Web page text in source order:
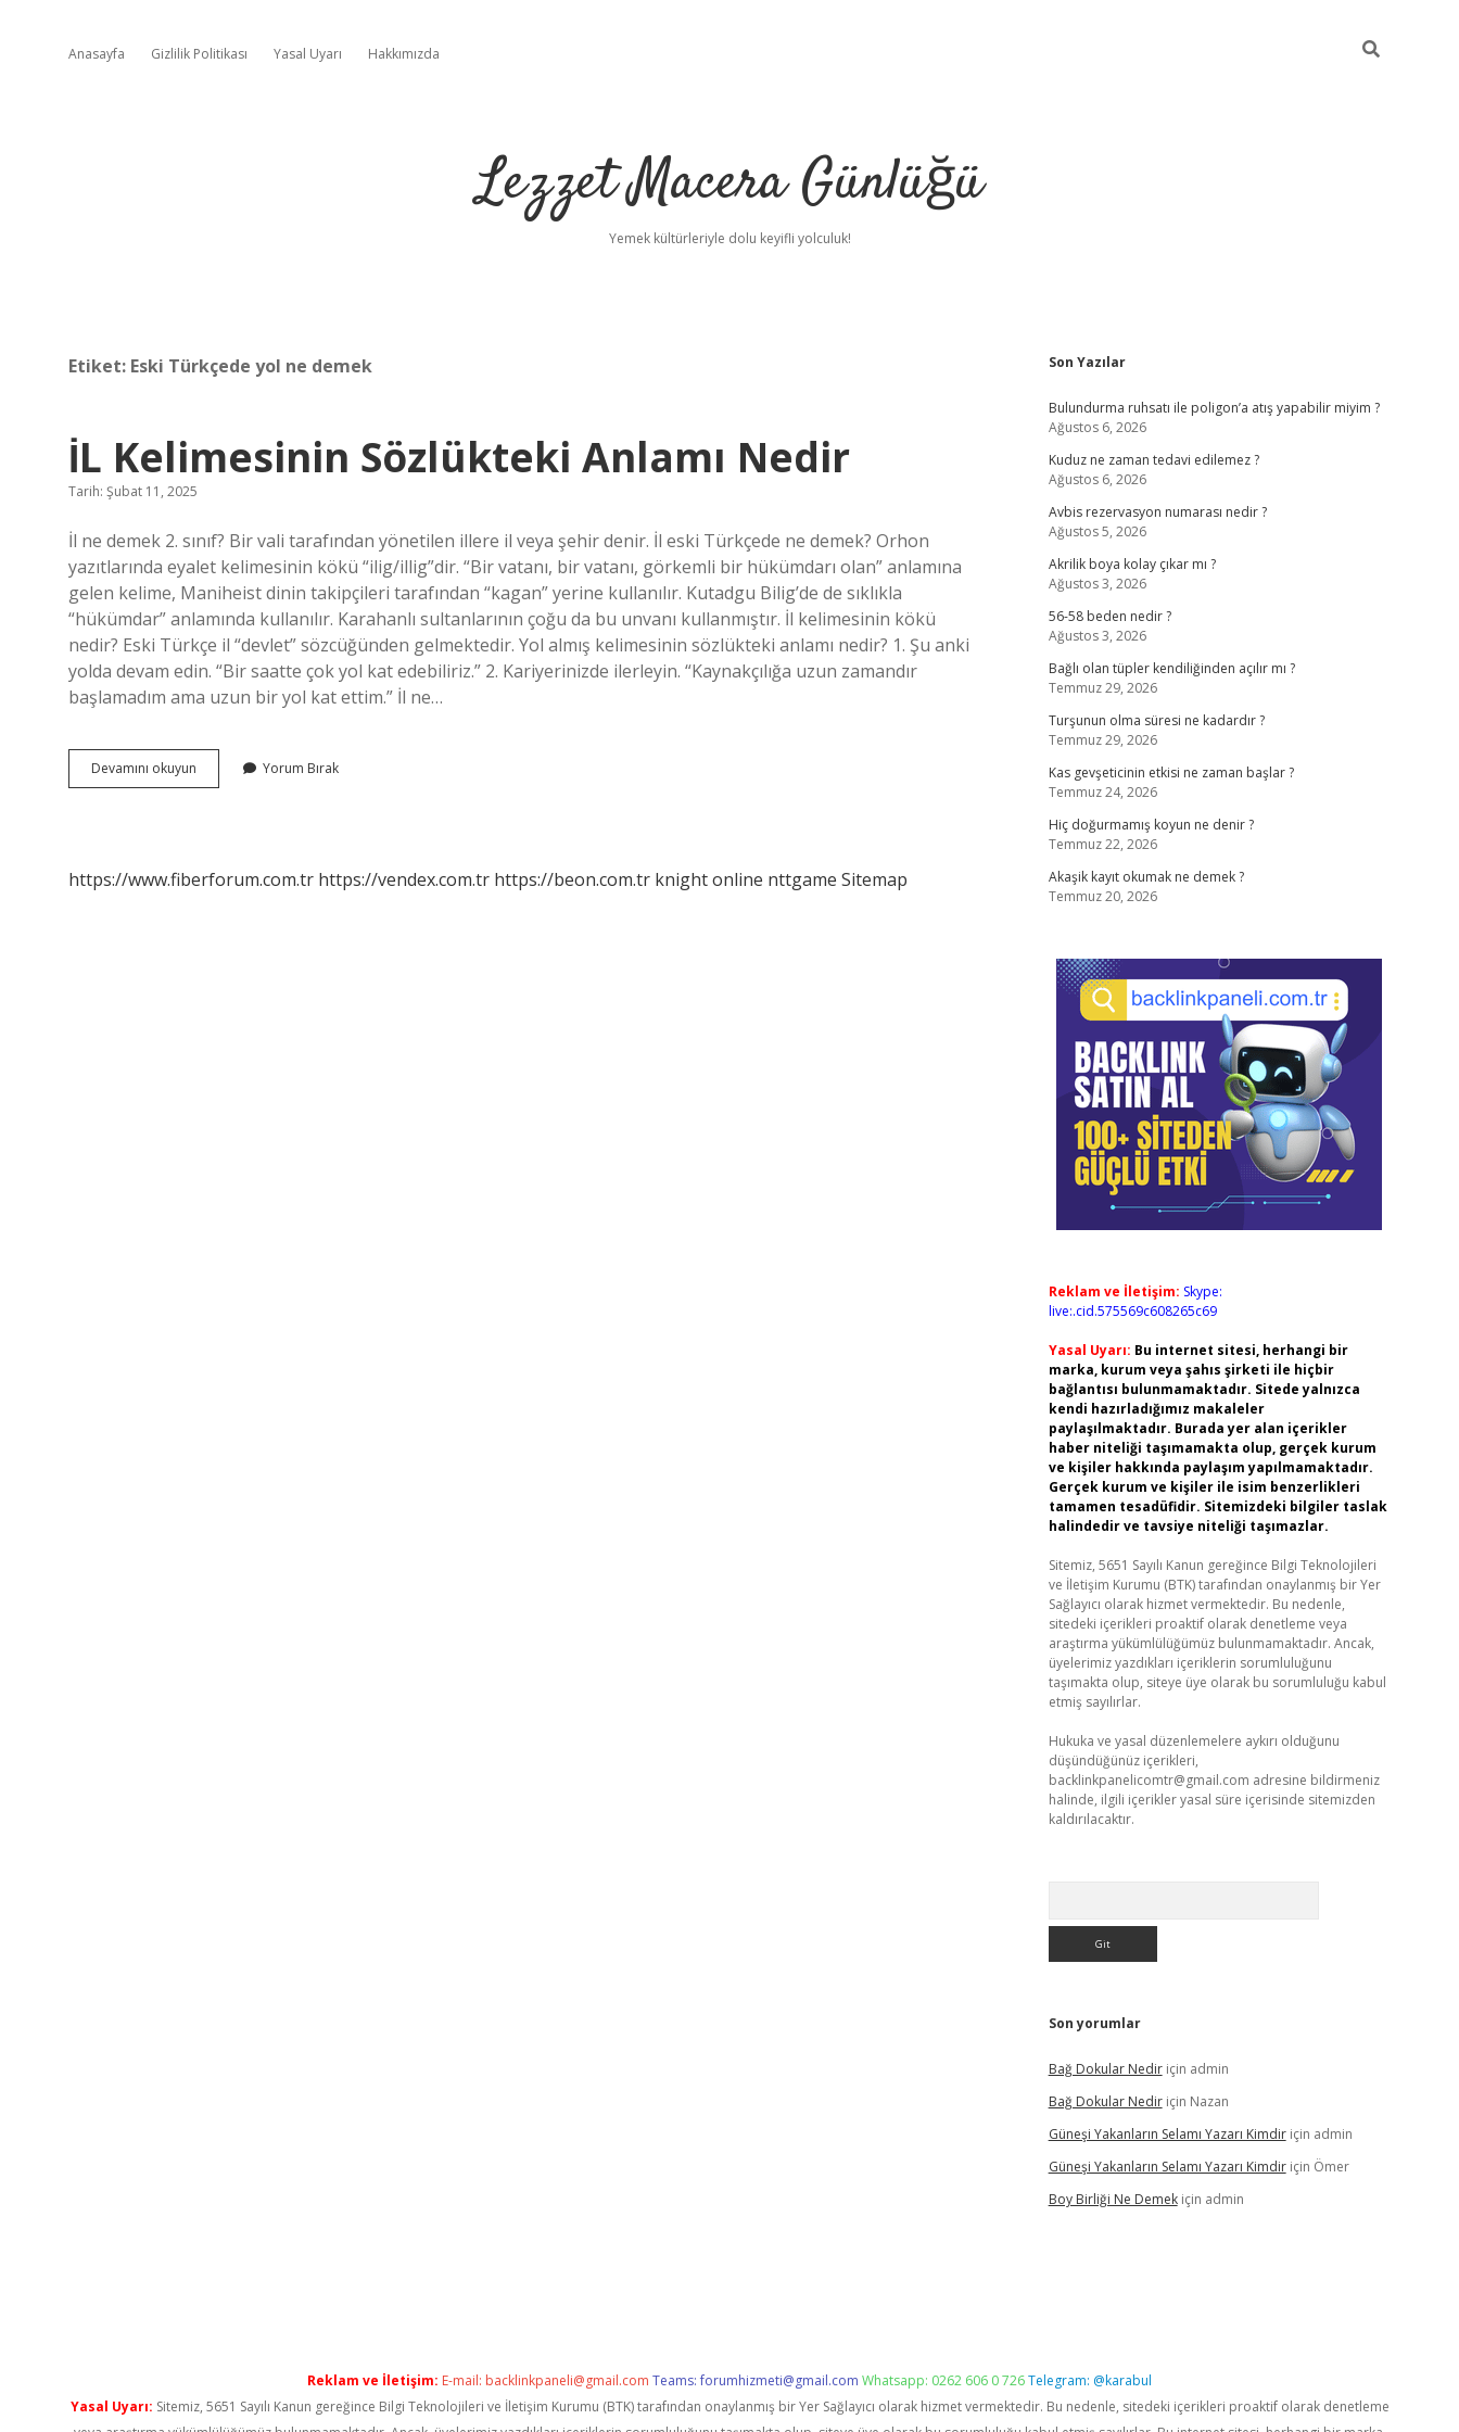
Anasayfa Gizlilik Politikası Yasal Uyarı Hakkımızda
Lezzet Macera Günlüğü
Yemek kültürleriyle dolu keyifli yolculuk!
Etiket: Eski Türkçede yol ne demek
İL Kelimesinin Sözlükteki Anlamı Nedir
Tarih: Şubat 11, 2025
İl ne demek 2. sınıf? Bir vali tarafından yönetilen illere il veya şehir denir. İl eski Türkçede ne demek? Orhon
yazıtlarında eyalet kelimesinin kökü “ilig/illig”dir. “Bir vatanı, bir vatanı, görkemli bir hükümdarı olan” anlamına
gelen kelime, Maniheist dinin takipçileri tarafından “kagan” yerine kullanılır. Kutadgu Bilig’de de sıklıkla
“hükümdar” anlamında kullanılır. Karahanlı sultanlarının çoğu da bu unvanı kullanmıştır. İl kelimesinin kökü
nedir? Eski Türkçe il “devlet” sözcüğünden gelmektedir. Yol almış kelimesinin sözlükteki anlamı nedir? 1. Şu anki
yolda devam edin. “Bir saatte çok yol kat edebiliriz.” 2. Kariyerinizde ilerleyin. “Kaynakçılığa uzun zamandır
başlamadım ama uzun bir yol kat ettim.” İl ne…
Devamını okuyun
Kelimesinin
Yorum Bırak
https://www.fiberforum.com.tr https://vendex.com.tr https://beon.com.tr knight online nttgame Sitemap
Sidebar
Son Yazılar
Bulundurma ruhsatı ile poligon’a atış yapabilir miyim ?
Ağustos 6, 2026
Kuduz ne zaman tedavi edilemez ?
Ağustos 6, 2026
Avbis rezervasyon numarası nedir ?
Ağustos 5, 2026
Akrilik boya kolay çıkar mı ?
Ağustos 3, 2026
56-58 beden nedir ?
Ağustos 3, 2026
Bağlı olan tüpler kendiliğinden açılır mı ?
Temmuz 29, 2026
Turşunun olma süresi ne kadardır ?
Temmuz 29, 2026
Kas gevşeticinin etkisi ne zaman başlar ?
Temmuz 24, 2026
Hiç doğurmamış koyun ne denir ?
Temmuz 22, 2026
Akaşik kayıt okumak ne demek ?
Temmuz 20, 2026
Reklam ve İletişim: Skype:
live:.cid.575569c608265c69
Yasal Uyarı: Bu internet sitesi, herhangi bir
marka, kurum veya şahıs şirketi ile hiçbir
bağlantısı bulunmamaktadır. Sitede yalnızca
kendi hazırladığımız makaleler
paylaşılmaktadır. Burada yer alan içerikler
haber niteliği taşımamakta olup, gerçek kurum
ve kişiler hakkında paylaşım yapılmamaktadır.
Gerçek kurum ve kişiler ile isim benzerlikleri
tamamen tesadüfidir. Sitemizdeki bilgiler taslak
halindedir ve tavsiye niteliği taşımazlar.
Sitemiz, 5651 Sayılı Kanun gereğince Bilgi Teknolojileri
ve İletişim Kurumu (BTK) tarafından onaylanmış bir Yer
Sağlayıcı olarak hizmet vermektedir. Bu nedenle,
sitedeki içerikleri proaktif olarak denetleme veya
araştırma yükümlülüğümüz bulunmamaktadır. Ancak,
üyelerimiz yazdıkları içeriklerin sorumluluğunu
taşımakta olup, siteye üye olarak bu sorumluluğu kabul
etmiş sayılırlar.
Hukuka ve yasal düzenlemelere aykırı olduğunu
düşündüğünüz içerikleri,
backlinkpanelicomtr@gmail.com adresine bildirmeniz
halinde, ilgili içerikler yasal süre içerisinde sitemizden
kaldırılacaktır.
Son yorumlar
Bağ Dokular Nediriçin admin
Bağ Dokular Nediriçin Nazan
Güneşi Yakanların Selamı Yazarı Kimdiriçin admin
Güneşi Yakanların Selamı Yazarı Kimdiriçin Ömer
Boy Birliği Ne Demekiçin admin
Reklam ve İletişim: E-mail: backlinkpaneli@gmail.com Teams:forumhizmeti@gmail.com Whatsapp: 0262 606 0 726Telegram: @karabul
Yasal Uyarı: Sitemiz, 5651 Sayılı Kanun gereğince Bilgi Teknolojileri ve İletişim Kurumu (BTK) tarafından onaylanmış bir Yer Sağlayıcı olarak hizmet vermektedir. Bu nedenle, sitedeki içerikleri proaktif olarak denetleme